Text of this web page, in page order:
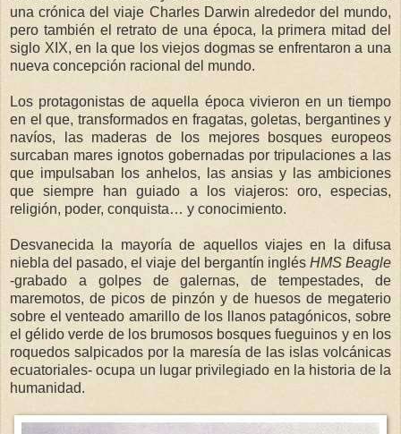
una crónica del viaje Charles Darwin alrededor del mundo,
pero también el retrato de una época, la primera mitad del
siglo XIX, en la que los viejos dogmas se enfrentaron a una
nueva concepción racional del mundo.
Los protagonistas de aquella época vivieron en un tiempo
en el que, transformados en fragatas, goletas, bergantines y
navíos, las maderas de los mejores bosques europeos
surcaban mares ignotos gobernadas por tripulaciones a las
que impulsaban los anhelos, las ansias y las ambiciones
que siempre han guiado a los viajeros: oro, especias,
religión, poder, conquista… y conocimiento.
Desvanecida la mayoría de aquellos viajes en la difusa
niebla del pasado, el viaje del bergantín inglés HMS Beagle
-grabado a golpes de galernas, de tempestades, de
maremotos, de picos de pinzón y de huesos de megaterio
sobre el venteado amarillo de los llanos patagónicos, sobre
el gélido verde de los brumosos bosques fueguinos y en los
roquedos salpicados por la maresía de las islas volcánicas
ecuatoriales- ocupa un lugar privilegiado en la historia de la
humanidad.